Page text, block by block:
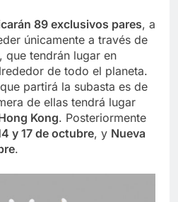
89 exclusivos pares, a
únicamente a través de
que tendrán lugar en
de todo el planeta.
partirá la subasta es de
de ellas tendrá lugar
Kong. Posteriormente
y 17 de octubre, y Nueva
.